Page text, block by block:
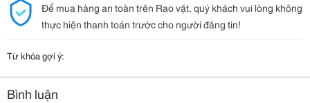
Để mua hàng an toàn trên Rao vặt, quý khách vui lòng không
thực hiện thanh toán trước cho người đăng tin!
Từ khóa gợi ý:
Bình luận